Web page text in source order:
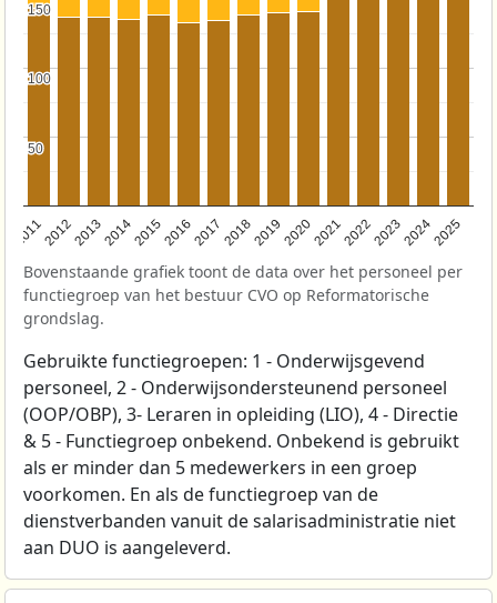
201120122013201420152016201720182019202020212022202320242025
50
50
100
100
150
150
Bovenstaande grafiek toont de data over het personeel per
functiegroep van het bestuur CVO op Reformatorische
grondslag.
Gebruikte functiegroepen: 1 - Onderwijsgevend
personeel, 2 - Onderwijsondersteunend personeel
(OOP/OBP), 3- Leraren in opleiding (LIO), 4 - Directie
& 5 - Functiegroep onbekend. Onbekend is gebruikt
als er minder dan 5 medewerkers in een groep
voorkomen. En als de functiegroep van de
dienstverbanden vanuit de salarisadministratie niet
aan DUO is aangeleverd.